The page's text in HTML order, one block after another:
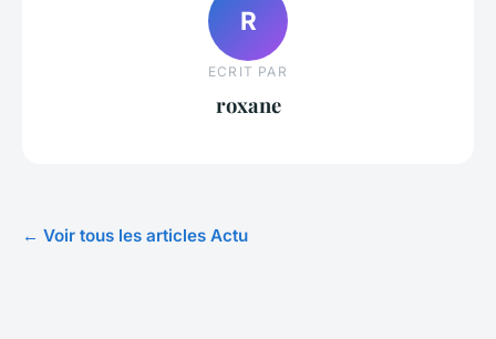
R
ECRIT PAR
roxane
← Voir tous les articles Actu